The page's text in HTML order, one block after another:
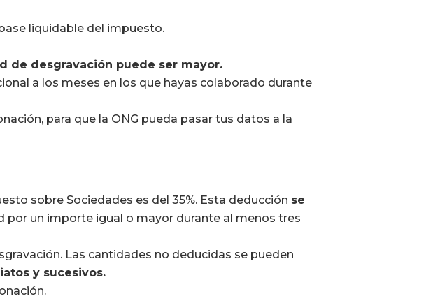
liquidable del impuesto.
de desgravación puede ser mayor.
a los meses en los que hayas colaborado durante
para que la ONG pueda pasar tus datos a la
sobre Sociedades es del 35%. Esta deducción se
por un importe igual o mayor durante al menos tres
Las cantidades no deducidas se pueden
y sucesivos.